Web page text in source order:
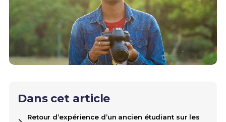
Dans cet article
Retour d’expérience d’un ancien étudiant sur les